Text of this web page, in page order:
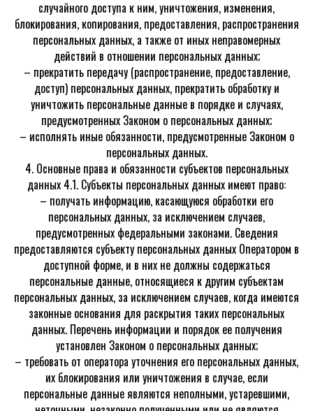
случайного доступа к ним, уничтожения, изменения,
блокирования, копирования, предоставления, распространения
персональных данных, а также от иных неправомерных
действий в отношении персональных данных;
– прекратить передачу (распространение, предоставление,
доступ) персональных данных, прекратить обработку и
уничтожить персональные данные в порядке и случаях,
предусмотренных Законом о персональных данных;
– исполнять иные обязанности, предусмотренные Законом о
персональных данных.
4. Основные права и обязанности субъектов персональных
данных 4.1. Субъекты персональных данных имеют право:
– получать информацию, касающуюся обработки его
персональных данных, за исключением случаев,
предусмотренных федеральными законами. Сведения
предоставляются субъекту персональных данных Оператором в
доступной форме, и в них не должны содержаться
персональные данные, относящиеся к другим субъектам
персональных данных, за исключением случаев, когда имеются
законные основания для раскрытия таких персональных
данных. Перечень информации и порядок ее получения
установлен Законом о персональных данных;
– требовать от оператора уточнения его персональных данных,
их блокирования или уничтожения в случае, если
персональные данные являются неполными, устаревшими,